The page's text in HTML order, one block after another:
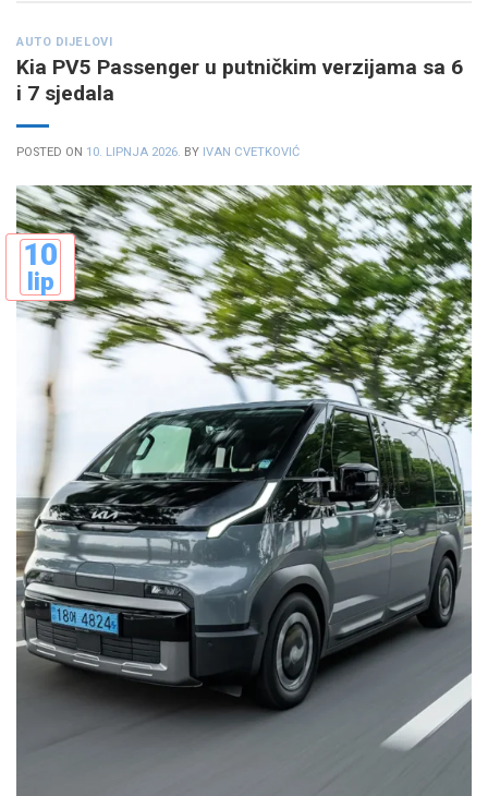
AUTO DIJELOVI
Kia PV5 Passenger u putničkim verzijama sa 6
i 7 sjedala
POSTED ON 10. LIPNJA 2026. BY IVAN CVETKOVIĆ
10
lip